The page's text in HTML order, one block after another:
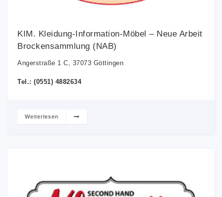
KIM. Kleidung-Information-Möbel – Neue Arbeit
Brockensammlung (NAB)
Angerstraße 1 C, 37073 Göttingen
Tel.: (0551) 4882634
Weiterlesen